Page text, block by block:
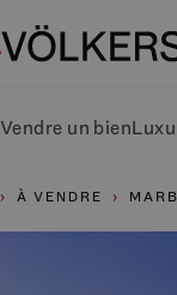
Vendre un bien
À VENDRE